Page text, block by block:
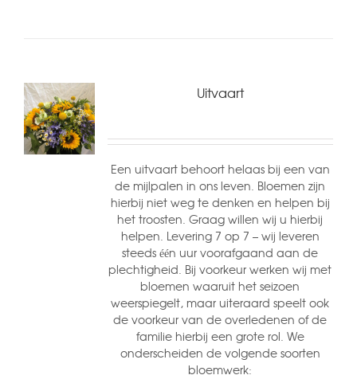
Uitvaart
Een uitvaart behoort helaas bij een van
de mijlpalen in ons leven. Bloemen zijn
hierbij niet weg te denken en helpen bij
het troosten. Graag willen wij u hierbij
helpen. Levering 7 op 7 – wij leveren
steeds één uur voorafgaand aan de
plechtigheid. Bij voorkeur werken wij met
bloemen waaruit het seizoen
weerspiegelt, maar uiteraard speelt ook
de voorkeur van de overledenen of de
familie hierbij een grote rol. We
onderscheiden de volgende soorten
bloemwerk: